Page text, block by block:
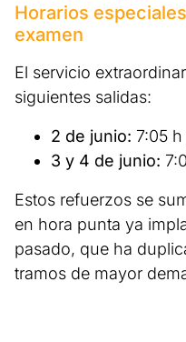
Horarios
examen
El servicio
siguientes salidas:
2 de junio: 7:05
3 y 4 de junio:
Estos refuerzos se
en hora punta ya
pasado, que ha
tramos de mayor